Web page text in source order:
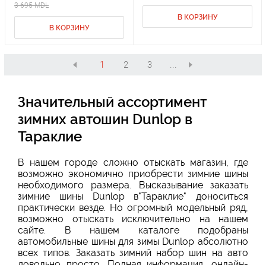
3 695 MDL
В КОРЗИНУ
В КОРЗИНУ
1 2 3 ...
Значительный ассортимент
зимних автошин Dunlop в
Тараклие
В нашем городе сложно отыскать магазин, где
возможно экономично приобрести зимние шины
необходимого размера. Высказывание заказать
зимние шины Dunlop в"Тараклие" доноситься
практически везде. Но огромный модельный ряд,
возможно отыскать исключительно на нашем
сайте. В нашем каталоге подобраны
автомобильные шины для зимы Dunlop абсолютно
всех типов. Заказать зимний набор шин на авто